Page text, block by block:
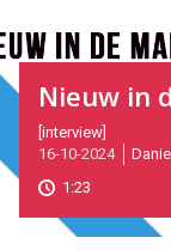
Nieuw in
2024-
10-
16T13:07:00
2024-
10-
[interview]
16-10-2024
1:23
Magazine